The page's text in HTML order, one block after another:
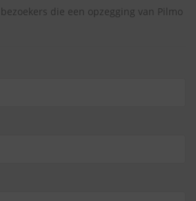
die een opzegging van Pilmo